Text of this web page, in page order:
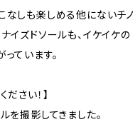
なしも楽しめる他にないチノ
イズドソールも、イケイケの
ています。
さい！】
を撮影してきました。